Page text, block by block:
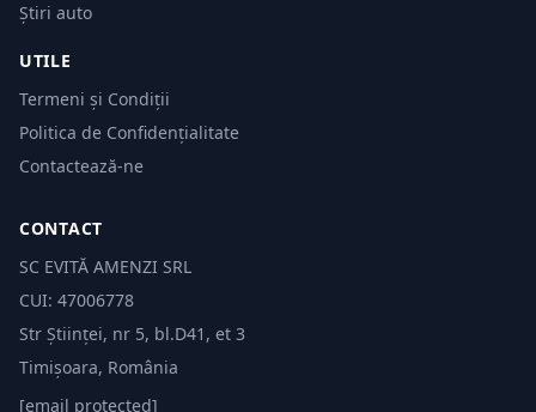
Știri auto
UTILE
Termeni și Condiții
Politica de Confidențialitate
Contactează-ne
CONTACT
SC EVITĂ AMENZI SRL
CUI: 47006778
Str Științei, nr 5, bl.D41, et 3
Timișoara, România
[email protected]